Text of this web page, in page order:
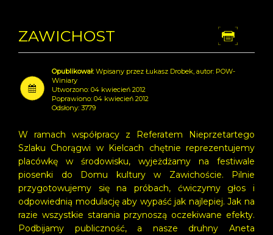
ZAWICHOST
Wpisany przez Łukasz Drobek, autor: POW-
Winiary
Utworzono: 04 kwiecień 2012
Poprawiono: 04 kwiecień 2012
Odsłony: 3779
W ramach współpracy z Referatem Nieprzetartego
Szlaku Chorągwi w Kielcach chętnie reprezentujemy
placówkę w środowisku, wyjeżdżamy na festiwale
piosenki do Domu kultury w Zawichoście. Pilnie
przygotowujemy się na próbach, ćwiczymy głos i
odpowiednią modulację aby wypaść jak najlepiej. Jak na
razie wszystkie starania przynoszą oczekiwane efekty.
Podbijamy publiczność, a nasze druhny Aneta